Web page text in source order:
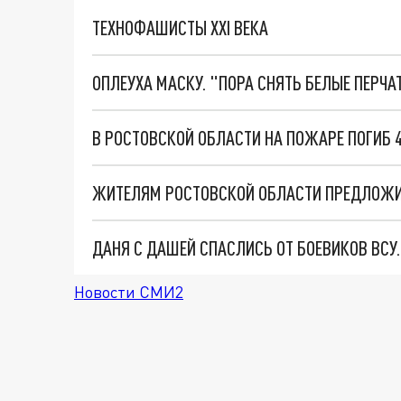
ТЕХНОФАШИСТЫ XXI ВЕКА
ОПЛЕУХА МАСКУ. "ПОРА СНЯТЬ БЕЛЫЕ
В РОСТОВСКОЙ ОБЛАСТИ НА ПОЖАРЕ ПОГИБ
ДАНЯ С ДАШЕЙ СПАСЛИСЬ ОТ БОЕВИКОВ
Новости СМИ2